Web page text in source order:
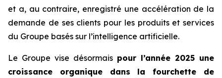
et a, au contraire, enregistré une accélération de la
demande de ses clients pour les produits et services
du Groupe basés sur l’intelligence artificielle.
Le Groupe vise désormais pour l’année 2025 une
croissance organique dans la fourchette de